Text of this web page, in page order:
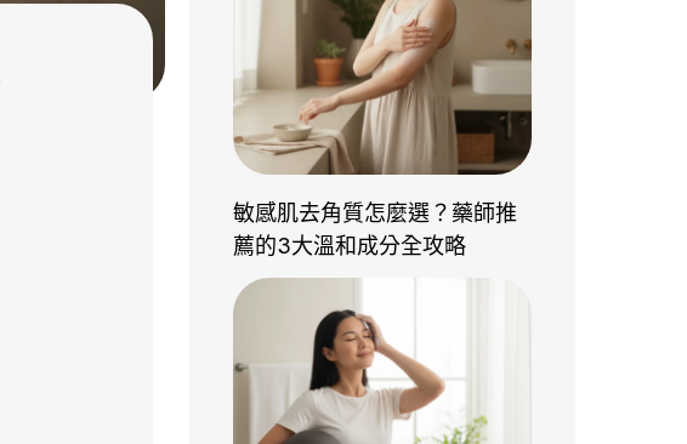
敏感肌去角質怎麼選？藥師推
薦的3大溫和成分全攻略